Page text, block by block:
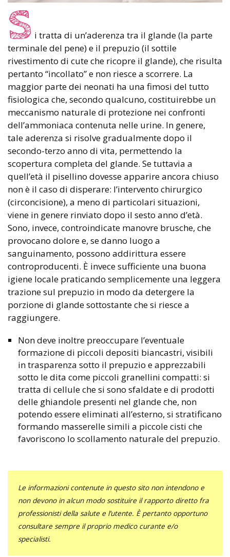
S i tratta di un’aderenza tra il glande (la parte
terminale del pene) e il prepuzio (il sottile
rivestimento di cute che ricopre il glande), che risulta
pertanto “incollato” e non riesce a scorrere. La
maggior parte dei neonati ha una fimosi del tutto
fisiologica che, secondo qualcuno, costituirebbe un
meccanismo naturale di protezione nei confronti
dell’ammoniaca contenuta nelle urine. In genere,
tale aderenza si risolve gradualmente dopo il
secondo-terzo anno di vita, permettendo la
scopertura completa del glande. Se tuttavia a
quell’età il pisellino dovesse apparire ancora chiuso
non è il caso di disperare: l’intervento chirurgico
(circoncisione), a meno di particolari situazioni,
viene in genere rinviato dopo il sesto anno d’età.
Sono, invece, controindicate manovre brusche, che
provocano dolore e, se danno luogo a
sanguinamento, possono addirittura essere
controproducenti. È invece sufficiente una buona
igiene locale praticando semplicemente una leggera
trazione sul prepuzio in modo da detergere la
porzione di glande sottostante che si riesce a
raggiungere.
Non deve inoltre preoccupare l’eventuale
formazione di piccoli depositi biancastri, visibili
in trasparenza sotto il prepuzio e apprezzabili
sotto le dita come piccoli granellini compatti: si
tratta di cellule che si sono sfaldate e di prodotti
delle ghiandole presenti nel glande che, non
potendo essere eliminati all’esterno, si stratificano
formando masserelle simili a piccole cisti che
favoriscono lo scollamento naturale del prepuzio.
Le informazioni contenute in questo sito non intendono e
non devono in alcun modo sostituire il rapporto diretto fra
professionisti della salute e l’utente. È pertanto opportuno
consultare sempre il proprio medico curante e/o
specialisti.